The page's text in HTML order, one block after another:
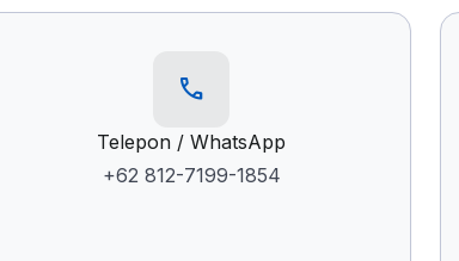
call
Telepon / WhatsApp
+62 812-7199-1854